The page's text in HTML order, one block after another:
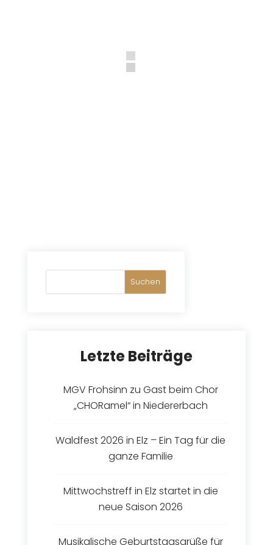
Suchen
Letzte Beiträge
MGV Frohsinn zu Gast beim Chor
„CHORamel“ in Niedererbach
Waldfest 2026 in Elz – Ein Tag für die
ganze Familie
Mittwochstreff in Elz startet in die
neue Saison 2026
Musikalische Geburtstagsgrüße für